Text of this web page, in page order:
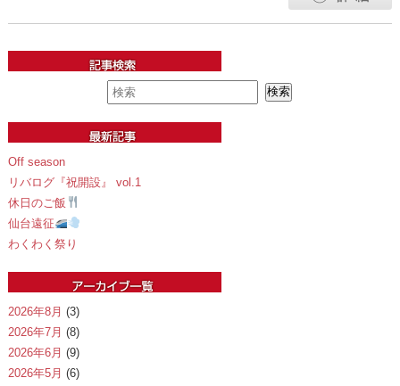
Off season
リバログ『祝開設』 vol.1
休日のご飯
仙台遠征
わくわく祭り
2026年8月 (3)
2026年7月 (8)
2026年6月 (9)
2026年5月 (6)